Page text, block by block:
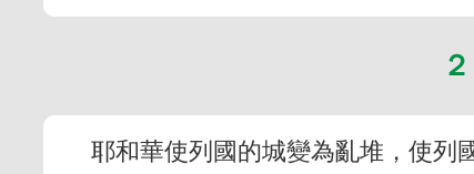
耶和華使列國的城變為亂堆，使列